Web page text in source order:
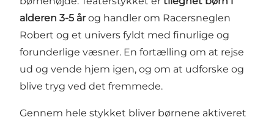
alderen 3-5 årog handler om Racersneglen
Robert og et univers fyldt med finurlige og
forunderlige væsner. En fortælling om at rejse
ud og vende hjem igen, og om at udforske og
blive tryg ved det fremmede.
Gennem hele stykket bliver børnene aktiveret